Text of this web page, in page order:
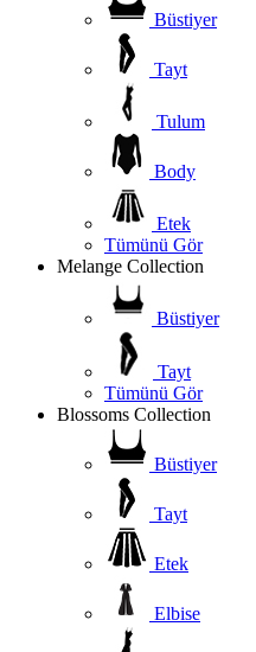
Büstiyer
Tayt
Tulum
Body
Etek
Tümünü Gör
Melange Collection
Büstiyer
Tayt
Tümünü Gör
Blossoms Collection
Büstiyer
Tayt
Etek
Elbise